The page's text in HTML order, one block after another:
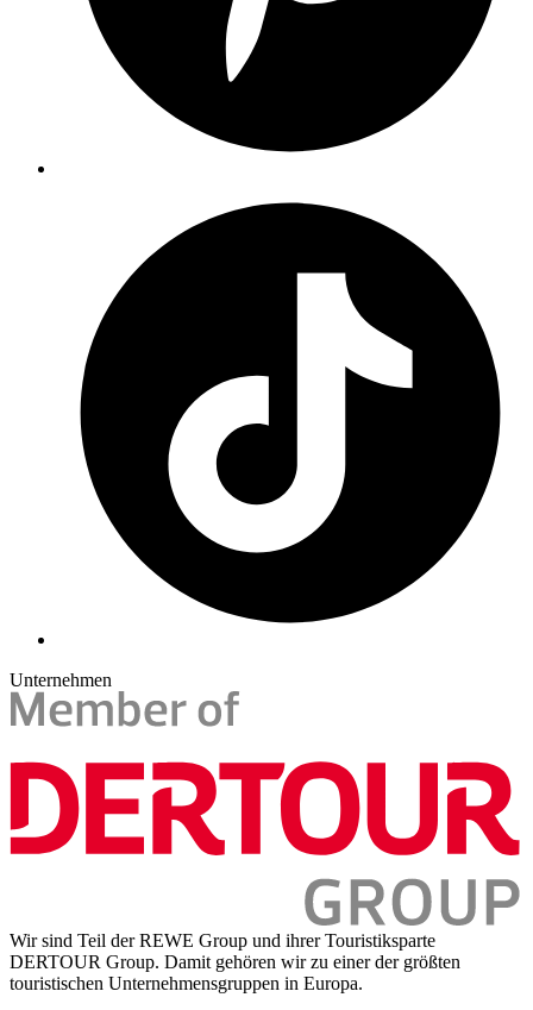
Unternehmen
Wir sind Teil der REWE Group und ihrer Touristiksparte
DERTOUR Group. Damit gehören wir zu einer der größten
touristischen Unternehmensgruppen in Europa.